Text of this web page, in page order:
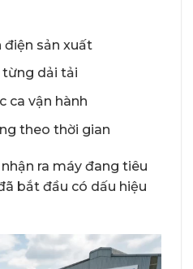
điện sản xuất
dải tải
ca vận hành
theo thời gian
ra máy đang tiêu
bắt đầu có dấu hiệu